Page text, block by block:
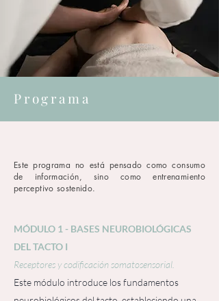
Programa
Este programa no está pensado como consumo
de información, sino como entrenamiento
perceptivo sostenido.
MÓDULO 1 - BASES NEUROBIOLÓGICAS
DEL TACTO I
Receptores y codificación somatosensorial.
Este módulo introduce los fundamentos